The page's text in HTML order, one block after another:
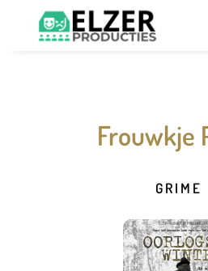
Frouwkje
GRIME